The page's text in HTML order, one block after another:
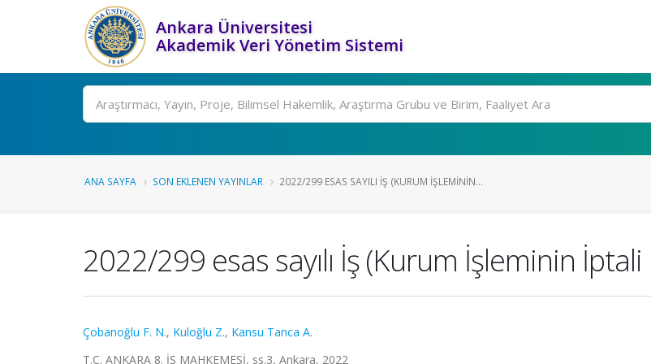
Ankara Üniversitesi
Akademik Veri Yönetim Sistemi
Ara
ANA SAYFA SON EKLENEN YAYINLAR 2022/299 ESAS SAYILI İŞ (KURUM İŞLEMININ...
2022/299 esas sayılı İş (Kurum İşleminin İptali
Çobanoğlu F. N., Kuloğlu Z., Kansu Tanca A.
T.C. ANKARA 8. İŞ MAHKEMESİ, ss.3, Ankara, 2022